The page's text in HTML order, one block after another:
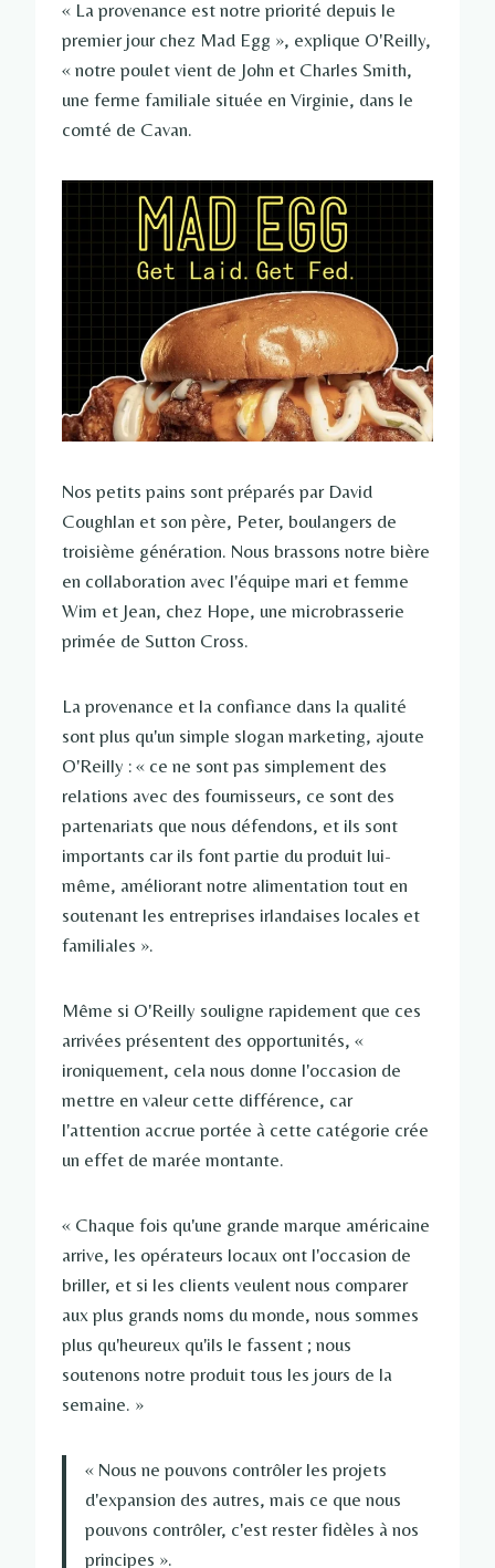
« La provenance est notre priorité depuis le
premier jour chez Mad Egg », explique O'Reilly,
« notre poulet vient de John et Charles Smith,
une ferme familiale située en Virginie, dans le
comté de Cavan.
Nos petits pains sont préparés par David
Coughlan et son père, Peter, boulangers de
troisième génération. Nous brassons notre bière
en collaboration avec l'équipe mari et femme
Wim et Jean, chez Hope, une microbrasserie
primée de Sutton Cross.
La provenance et la confiance dans la qualité
sont plus qu'un simple slogan marketing, ajoute
O'Reilly : « ce ne sont pas simplement des
relations avec des fournisseurs, ce sont des
partenariats que nous défendons, et ils sont
importants car ils font partie du produit lui-
même, améliorant notre alimentation tout en
soutenant les entreprises irlandaises locales et
familiales ».
Même si O'Reilly souligne rapidement que ces
arrivées présentent des opportunités, «
ironiquement, cela nous donne l'occasion de
mettre en valeur cette différence, car
l'attention accrue portée à cette catégorie crée
un effet de marée montante.
« Chaque fois qu'une grande marque américaine
arrive, les opérateurs locaux ont l'occasion de
briller, et si les clients veulent nous comparer
aux plus grands noms du monde, nous sommes
plus qu'heureux qu'ils le fassent ; nous
soutenons notre produit tous les jours de la
semaine. »
« Nous ne pouvons contrôler les projets
d'expansion des autres, mais ce que nous
pouvons contrôler, c'est rester fidèles à nos
principes ».